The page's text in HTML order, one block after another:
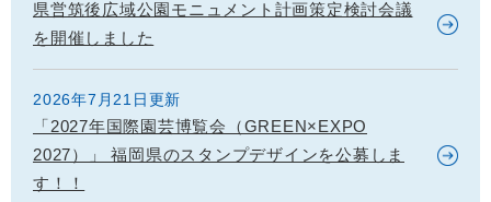
県営筑後広域公園モニュメント計画策定検討会議
を開催しました
2026年7月21日更新
「2027年国際園芸博覧会（GREEN×EXPO
2027）」 福岡県のスタンプデザインを公募しま
す！！